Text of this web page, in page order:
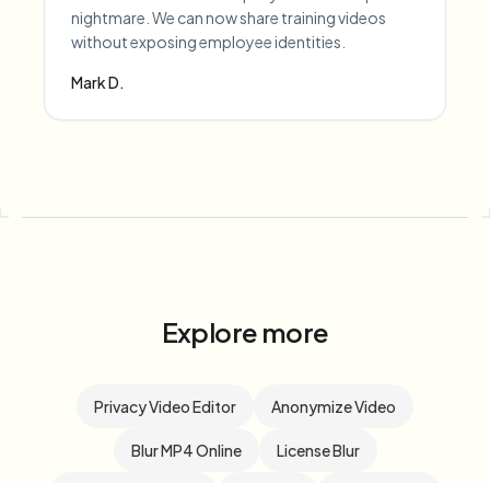
nightmare. We can now share training videos
without exposing employee identities.
Mark D.
Explore more
Privacy Video Editor Anonymize Video
Blur MP4 Online License Blur